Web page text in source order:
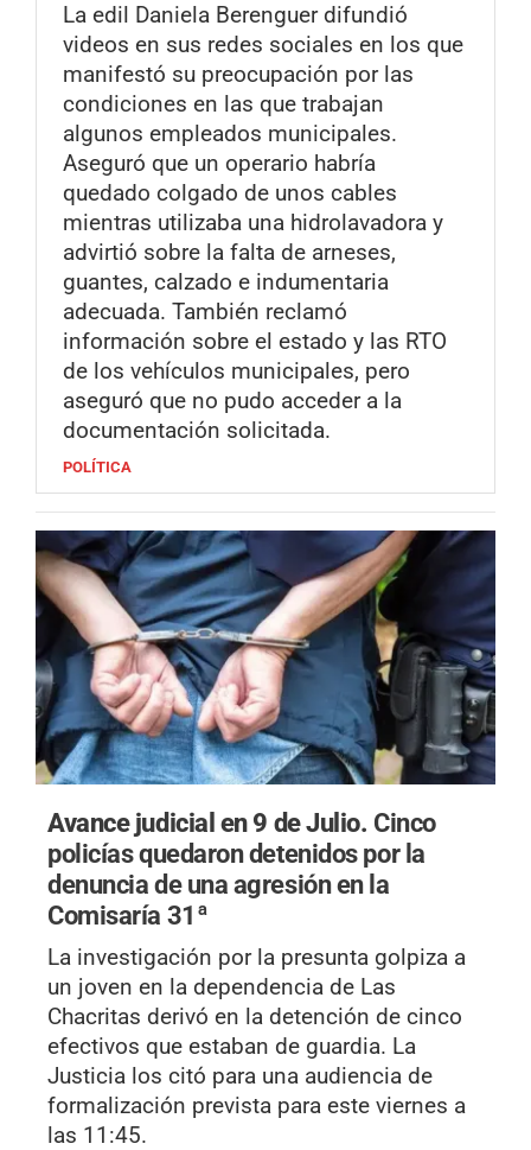
La edil Daniela Berenguer difundió
videos en sus redes sociales en los que
manifestó su preocupación por las
condiciones en las que trabajan
algunos empleados municipales.
Aseguró que un operario habría
quedado colgado de unos cables
mientras utilizaba una hidrolavadora y
advirtió sobre la falta de arneses,
guantes, calzado e indumentaria
adecuada. También reclamó
información sobre el estado y las RTO
de los vehículos municipales, pero
aseguró que no pudo acceder a la
documentación solicitada.
POLÍTICA
Avance judicial en 9 de Julio. Cinco
policías quedaron detenidos por la
denuncia de una agresión en la
Comisaría 31ª
La investigación por la presunta golpiza a
un joven en la dependencia de Las
Chacritas derivó en la detención de cinco
efectivos que estaban de guardia. La
Justicia los citó para una audiencia de
formalización prevista para este viernes a
las 11:45.